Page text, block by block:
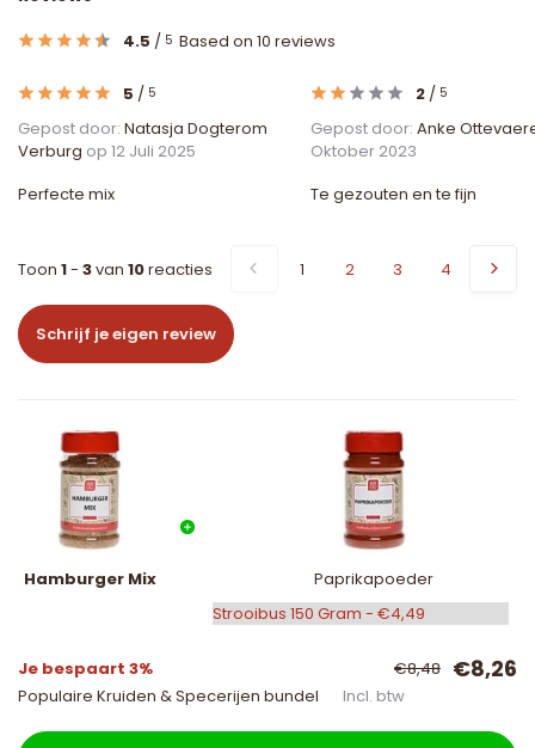
4.5 / 5 Based on 10 reviews
5 / 5
Gepost door: Natasja Dogterom
Verburg op 12 Juli 2025
Perfecte mix
2 / 5
Gepost door: Anke
Oktober 2023
Te gezouten en te fijn
Toon 1- 3van 10reacties 1 2 3 4
Schrijf je eigen review
Hamburger Mix Paprikapoeder
Je bespaart 3% €8,48 €8,26
Populaire Kruiden & Specerijen bundel Incl. btw